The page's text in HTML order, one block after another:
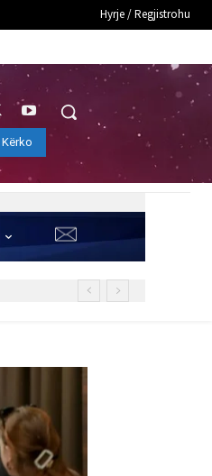
Hyrje / Regjistrohu
Kërko